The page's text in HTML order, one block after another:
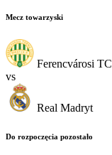
Mecz towarzyski
Ferencvárosi TC
vs
Real Madryt
Do rozpoczęcia pozostało